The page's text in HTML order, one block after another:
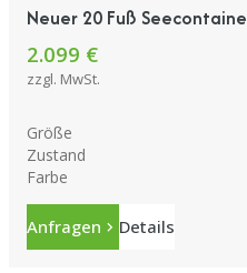
Neuer 20 Fuß
2.099 €
zzgl. MwSt.
Größe
Zustand
Farbe
Anfragen Details